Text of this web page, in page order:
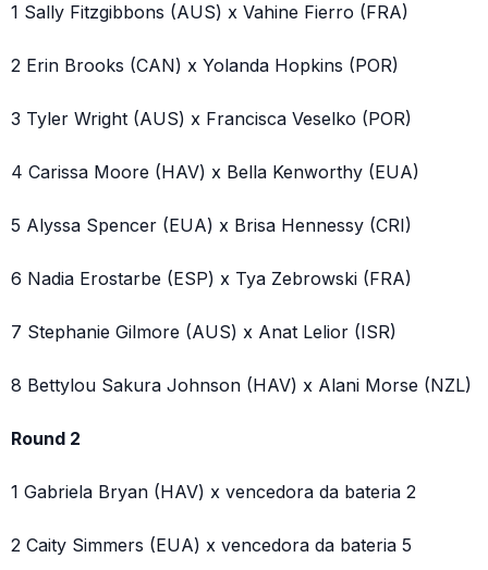
1 Sally Fitzgibbons (AUS) x Vahine Fierro (FRA)
2 Erin Brooks (CAN) x Yolanda Hopkins (POR)
3 Tyler Wright (AUS) x Francisca Veselko (POR)
4 Carissa Moore (HAV) x Bella Kenworthy (EUA)
5 Alyssa Spencer (EUA) x Brisa Hennessy (CRI)
6 Nadia Erostarbe (ESP) x Tya Zebrowski (FRA)
7 Stephanie Gilmore (AUS) x Anat Lelior (ISR)
8 Bettylou Sakura Johnson (HAV) x Alani Morse (NZL)
Round 2
1 Gabriela Bryan (HAV) x vencedora da bateria 2
2 Caity Simmers (EUA) x vencedora da bateria 5